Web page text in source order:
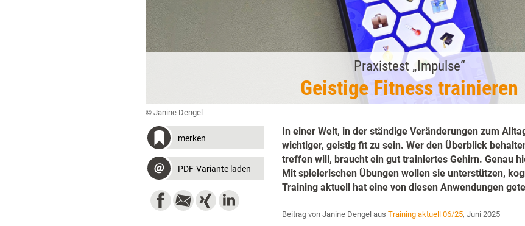
Praxistest „Impulse“
Geistige Fitness trainieren
© Janine Dengel
merken
PDF-Variante laden
In einer Welt, in der ständige Veränderungen zum
wichtiger, geistig fit zu sein. Wer den Überblick
treffen will, braucht ein gut trainiertes Gehirn. Genau
Mit spielerischen Übungen wollen sie unterstützen,
Training aktuell hat eine von diesen Anwendungen
Beitrag von Janine Dengel aus Training aktuell 06/25, Juni 2025